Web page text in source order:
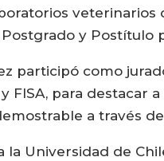
veterinarios
y Postítulo
participó como
FISA, para destacar
a través
la Universidad de